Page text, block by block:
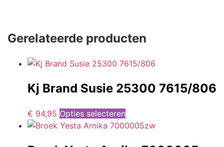
Gerelateerde producten
Kj Brand Susie 25300 7615/806
€ 94,95 Opties selecteren